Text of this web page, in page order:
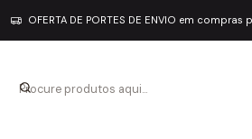
OFERTA DE PORTES DE ENVIO em